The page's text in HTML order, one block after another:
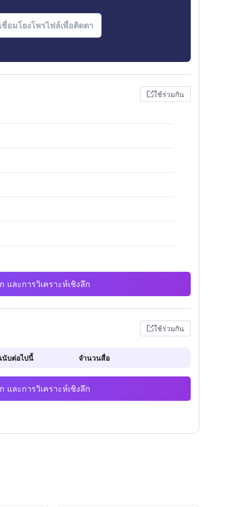
ใช้ร่วมกัน
ละการวิเคราะห์เชิงลึก
ใช้ร่วมกัน
นับต่อไปนี้ จำนวนสื่อ
ละการวิเคราะห์เชิงลึก